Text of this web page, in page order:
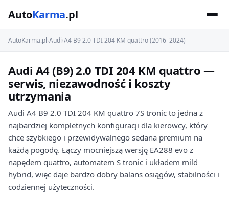
AutoKarma.pl
AutoKarma.pl›Audi›A4 B9 2.0 TDI 204 KM quattro (2016–2024)
Audi A4 (B9) 2.0 TDI 204 KM quattro —
serwis, niezawodność i koszty
utrzymania
Audi A4 B9 2.0 TDI 204 KM quattro 7S tronic to jedna z
najbardziej kompletnych konfiguracji dla kierowcy, który
chce szybkiego i przewidywalnego sedana premium na
każdą pogodę. Łączy mocniejszą wersję EA288 evo z
napędem quattro, automatem S tronic i układem mild
hybrid, więc daje bardzo dobry balans osiągów, stabilności i
codziennej użyteczności.